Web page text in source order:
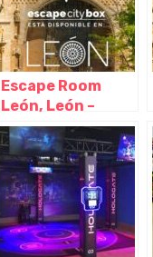
Escape Room
León, León –
Castilla y León